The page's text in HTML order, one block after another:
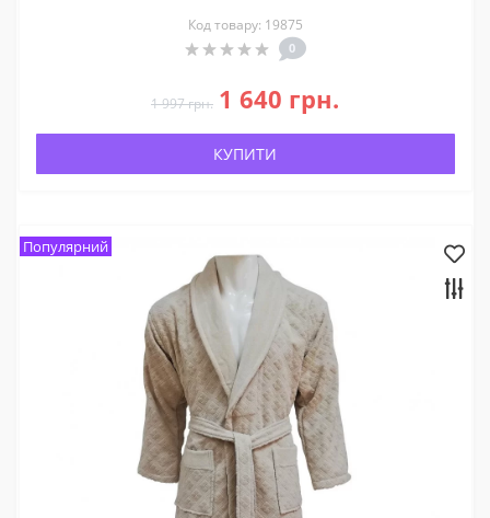
Код товару: 19875
0
1 997 грн. 1 640 грн.
КУПИТИ
Популярний